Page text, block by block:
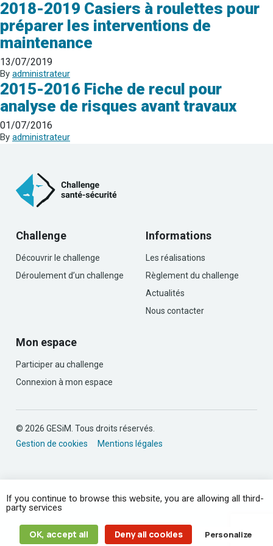
2018-2019 Casiers à roulettes pour
préparer les interventions de
maintenance
13/07/2019
By administrateur
2015-2016 Fiche de recul pour
analyse de risques avant travaux
01/07/2016
By administrateur
Challenge
Découvrir le challenge
Déroulement d’un challenge
Informations
Les réalisations
Règlement du challenge
Actualités
Nous contacter
Mon espace
Participer au challenge
Connexion à mon espace
© 2026 GESiM. Tous droits réservés.
Gestion de cookies
Mentions légales
If you continue to browse this website, you are allowing all third-
party services
OK, accept all Deny all cookies Personalize